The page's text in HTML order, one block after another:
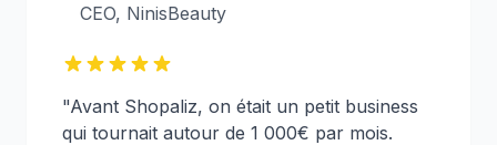
CEO, NinisBeauty
"Avant Shopaliz, on était un petit business
qui tournait autour de 1 000€ par mois.